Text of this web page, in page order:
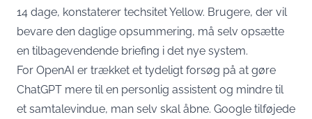
14 dage, konstaterer techsitet Yellow. Brugere, der vil
bevare den daglige opsummering, må selv opsætte
en tilbagevendende briefing i det nye system.
For OpenAI er trækket et tydeligt forsøg på at gøre
ChatGPT mere til en personlig assistent og mindre til
et samtalevindue, man selv skal åbne. Google tilføjede